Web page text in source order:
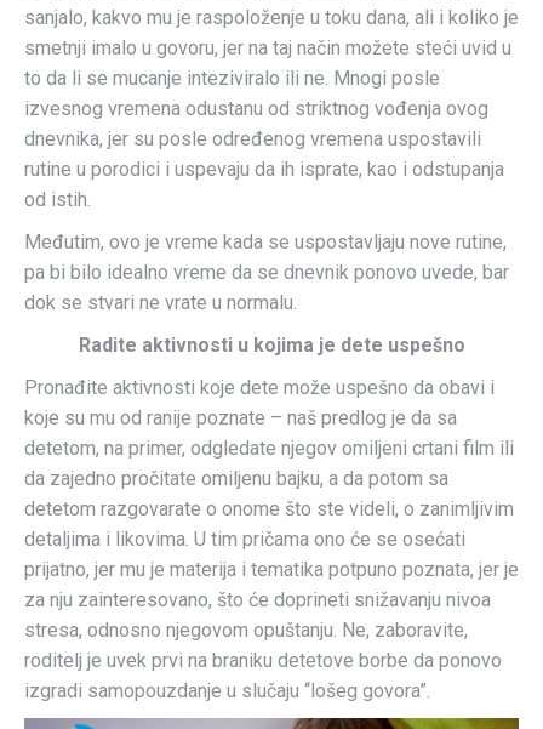
sanjalo, kakvo mu je raspoloženje u toku dana, ali i koliko je
smetnji imalo u govoru, jer na taj način možete steći uvid u
to da li se mucanje inteziviralo ili ne. Mnogi posle
izvesnog vremena odustanu od striktnog vođenja ovog
dnevnika, jer su posle određenog vremena uspostavili
rutine u porodici i uspevaju da ih isprate, kao i odstupanja
od istih.
Međutim, ovo je vreme kada se uspostavljaju nove rutine,
pa bi bilo idealno vreme da se dnevnik ponovo uvede, bar
dok se stvari ne vrate u normalu.
Radite aktivnosti u kojima je dete uspešno
Pronađite aktivnosti koje dete može uspešno da obavi i
koje su mu od ranije poznate – naš predlog je da sa
detetom, na primer, odgledate njegov omiljeni crtani film ili
da zajedno pročitate omiljenu bajku, a da potom sa
detetom razgovarate o onome što ste videli, o zanimljivim
detaljima i likovima. U tim pričama ono će se osećati
prijatno, jer mu je materija i tematika potpuno poznata, jer je
za nju zainteresovano, što će doprineti snižavanju nivoa
stresa, odnosno njegovom opuštanju. Ne, zaboravite,
roditelj je uvek prvi na braniku detetove borbe da ponovo
izgradi samopouzdanje u slučaju “lošeg govora”.